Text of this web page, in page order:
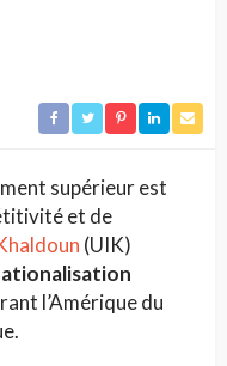
supérieur est
et de
(UIK)
l’Amérique du